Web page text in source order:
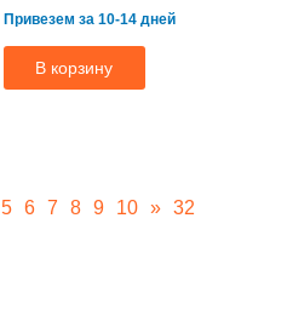
Привезем за 10-14 дней
В корзину
5 6 7 8 9 10 » 32